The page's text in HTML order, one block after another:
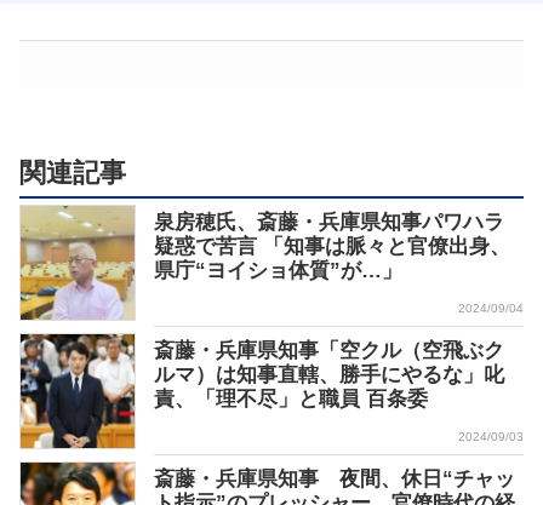
関連記事
泉房穂氏、斎藤・兵庫県知事パワハラ
疑惑で苦言 「知事は脈々と官僚出身、
県庁“ヨイショ体質”が…」
2024/09/04
斎藤・兵庫県知事「空クル（空飛ぶク
ルマ）は知事直轄、勝手にやるな」叱
責、「理不尽」と職員 百条委
2024/09/03
斎藤・兵庫県知事 夜間、休日“チャッ